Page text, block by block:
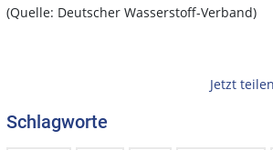
(Quelle: Deutscher Wasserstoff-Verband)
Jetzt teilen
Schlagworte